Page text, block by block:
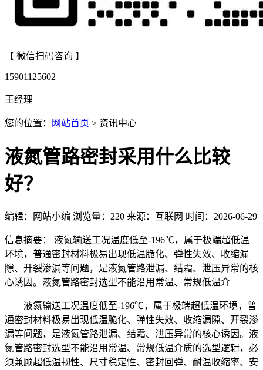
【 微信扫码咨询 】
15901125602
王经理
您的位置： 网站首页 > 资讯中心
液氮管路密封采用什么比较
好？
编辑：网站小编 浏览量： 220 来源：互联网 时间：2026-06-29
信息摘要： 液氮输送工况温度低至-196℃，属于极端超低温
环境，普通密封材料极易出现低温脆化、弹性失效、收缩漏
隙、开裂渗漏等问题，是液氮管路泄漏、结霜、泄压异常的核
心诱因。液氮管路密封选型不能沿用常温、常规低温介
液氮输送工况温度低至-196℃，属于极端超低温环境，普
通密封材料极易出现低温脆化、弹性失效、收缩漏隙、开裂渗
漏等问题，是液氮管路泄漏、结霜、泄压异常的核心诱因。液
氮管路密封选型不能沿用常温、常规低温介质的选型逻辑，必
须兼顾超低温韧性、尺寸稳定性、密封回弹、耐温收缩率、安